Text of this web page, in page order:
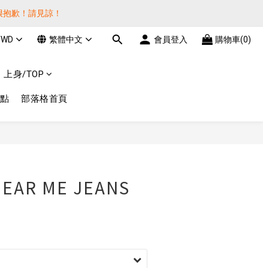
歉！請見諒！
歉！請見諒！
抱歉！請見諒！
繁體中文 會員登入 購物車(0)
上身/TOP
部落格首頁
ME JEANS